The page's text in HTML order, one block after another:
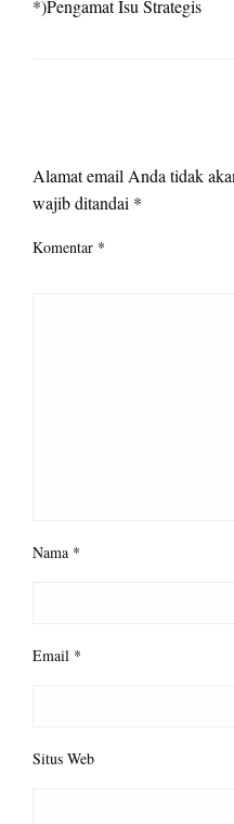
*)Pengamat Isu Strategis
Alamat email Anda tidak
wajib ditandai *
Komentar *
Nama *
Email *
Situs Web